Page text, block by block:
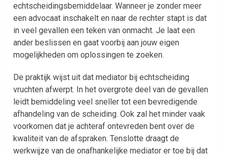
echtscheidingsbemiddelaar. Wanneer je zonder meer
een advocaat inschakelt en naar de rechter stapt is dat
in veel gevallen een teken van onmacht. Je laat een
ander beslissen en gaat voorbij aan jouw eigen
mogelijkheden om oplossingen te zoeken.
De praktijk wijst uit dat mediator bij echtscheiding
vruchten afwerpt. In het overgrote deel van de gevallen
leidt bemiddeling veel sneller tot een bevredigende
afhandeling van de scheiding. Ook zal het minder vaak
voorkomen dat je achteraf ontevreden bent over de
kwaliteit van de afspraken. Tenslotte draagt de
werkwijze van de onafhankelijke mediator er toe bij dat